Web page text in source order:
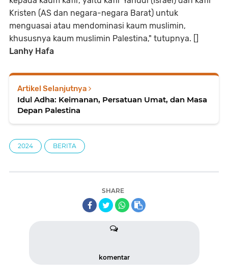
Kristen (AS dan negara-negara Barat) untuk
menguasai atau mendominasi kaum muslimin,
khususnya kaum muslimin Palestina," tutupnya. []
Lanhy Hafa
Artikel Selanjutnya
Idul Adha: Keimanan, Persatuan Umat, dan Masa
Depan Palestina
2024 BERITA
SHARE
komentar